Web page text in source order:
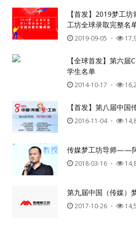
【首发】2019梦工
工坊全球录取完整名
2019-09-05 ・
【全球首发】第六届
学生名单
2014-10-17 ・
【首发】第八届中
2016-11-04・
传媒梦工坊导师——
2018-03-16 ・
第九届中国（传媒）
2017-10-26 ・